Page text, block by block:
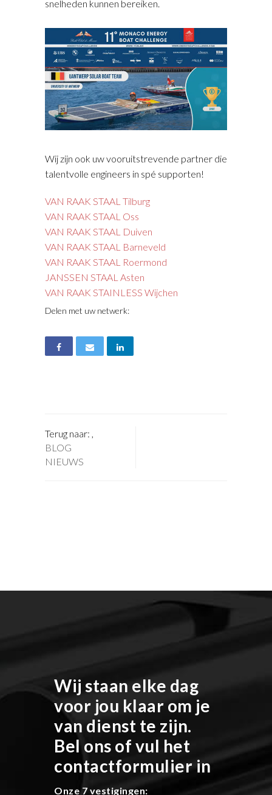
snelheden kunnen bereiken.
Wij zijn ook uw vooruitstrevende partner die
talentvolle engineers in spé supporten!
VAN RAAK STAAL Tilburg
VAN RAAK STAAL Oss
VAN RAAK STAAL Duiven
VAN RAAK STAAL Barneveld
VAN RAAK STAAL Roermond
JANSSEN STAAL Asten
VAN RAAK STAINLESS Wijchen
Delen met uw netwerk:
Terug naar:
BLOG
,
NIEUWS
Wij staan elke dag
voor jou klaar om je
van dienst te zijn.
Bel ons of vul het
contactformulier in
Onze 7 vestigingen: